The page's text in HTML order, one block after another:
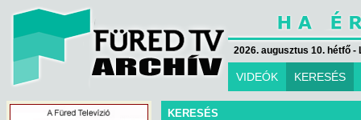
2026. augusztus 10. hétfő -
VIDEÓK KERESÉS
KERESÉS